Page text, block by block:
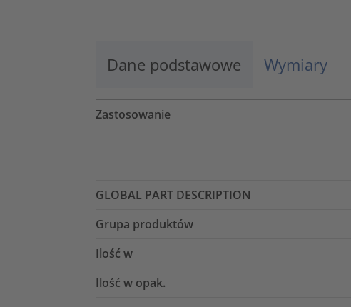
powered byUsercentrics Consent
Dane podstawowe Wymiary
Zastosowanie
GLOBAL PART DESCRIPTION
Grupa produktów
Ilość w
Ilość w opak.